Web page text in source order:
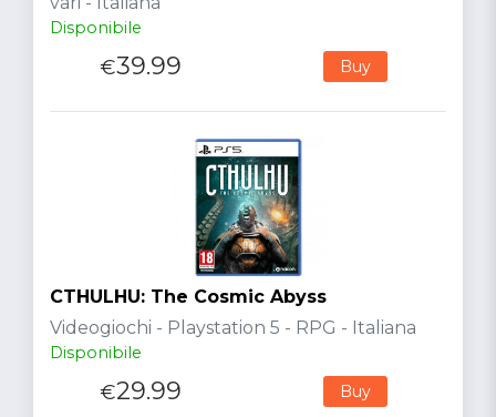
Disponibile
€39.99 Buy
CTHULHU: The Cosmic Abyss
Videogiochi - Playstation 5 - RPG - Italiana
Disponibile
€29.99 Buy